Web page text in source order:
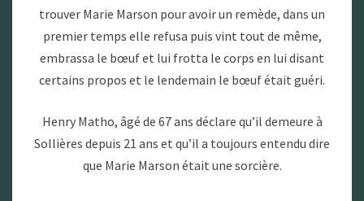
trouver Marie Marson pour avoir un remède, dans un
premier temps elle refusa puis vint tout de même,
embrassa le bœuf et lui frotta le corps en lui disant
certains propos et le lendemain le bœuf était guéri.
Henry Matho, âgé de 67 ans déclare qu’il demeure à
Sollières depuis 21 ans et qu’il a toujours entendu dire
que Marie Marson était une sorcière.